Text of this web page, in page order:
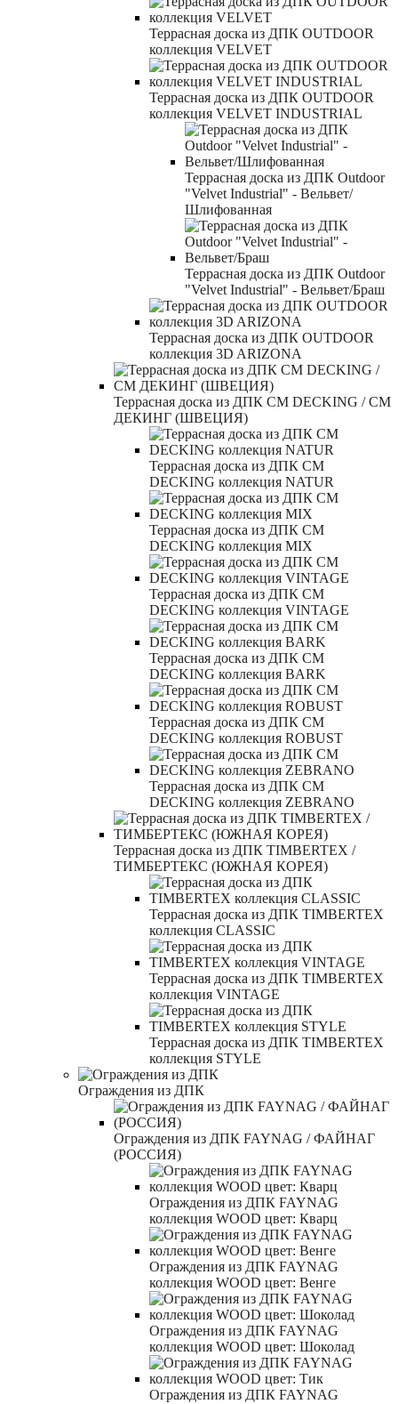
Террасная доска из ДПК OUTDOOR
коллекция VELVET
Террасная доска из ДПК OUTDOOR
коллекция VELVET INDUSTRIAL
Террасная доска из ДПК Outdoor
"Velvet Industrial" - Вельвет/
Шлифованная
Террасная доска из ДПК Outdoor
"Velvet Industrial" - Вельвет/Браш
Террасная доска из ДПК OUTDOOR
коллекция 3D ARIZONA
Террасная доска из ДПК CM DECKING / СМ
ДЕКИНГ (ШВЕЦИЯ)
Террасная доска из ДПК CM
DECKING коллекция NATUR
Террасная доска из ДПК CM
DECKING коллекция MIX
Террасная доска из ДПК CM
DECKING коллекция VINTAGE
Террасная доска из ДПК CM
DECKING коллекция BARK
Террасная доска из ДПК CM
DECKING коллекция ROBUST
Террасная доска из ДПК CM
DECKING коллекция ZEBRANO
Террасная доска из ДПК TIMBERTEX /
ТИМБЕРТЕКС (ЮЖНАЯ КОРЕЯ)
Террасная доска из ДПК TIMBERTEX
коллекция CLASSIC
Террасная доска из ДПК TIMBERTEX
коллекция VINTAGE
Террасная доска из ДПК TIMBERTEX
коллекция STYLE
Ограждения из ДПК
Ограждения из ДПК FAYNAG / ФАЙНАГ
(РОССИЯ)
Ограждения из ДПК FAYNAG
коллекция WOOD цвет: Кварц
Ограждения из ДПК FAYNAG
коллекция WOOD цвет: Венге
Ограждения из ДПК FAYNAG
коллекция WOOD цвет: Шоколад
Ограждения из ДПК FAYNAG